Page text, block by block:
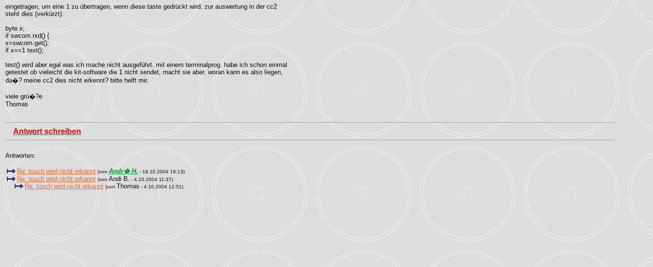
eingetragen, um eine 1 zu übertragen, wenn diese taste gedrückt wird. zur auswertung in der cc2
steht dies (verkürzt):
byte x;
if swcom.rxd() {
x=swcom.get();
if x==1 test();
test() wird aber egal was ich mache nicht ausgeführt. mit einem terminalprog. habe ich schon einmal
getestet ob vieleicht die kit-software die 1 nicht sendet, macht sie aber. woran kann es also liegen,
da�? meine cc2 dies nicht erkennt? bitte helft mir.
viele grü�?e
Thomas
Antwort schreiben
Antworten:
Re: touch wird nicht erkannt (von Andr� H. - 18.10.2004 19:13)
Re: touch wird nicht erkannt (von Andi B. - 4.10.2004 11:37)
Re: touch wird nicht erkannt (von Thomas - 4.10.2004 12:51)